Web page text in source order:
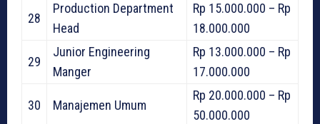
28
Production Department
Head
Rp 15.000.000 – Rp
18.000.000
29
Junior Engineering
Manger
Rp 13.000.000 – Rp
17.000.000
30 Manajemen Umum
Rp 20.000.000 – Rp
50.000.000